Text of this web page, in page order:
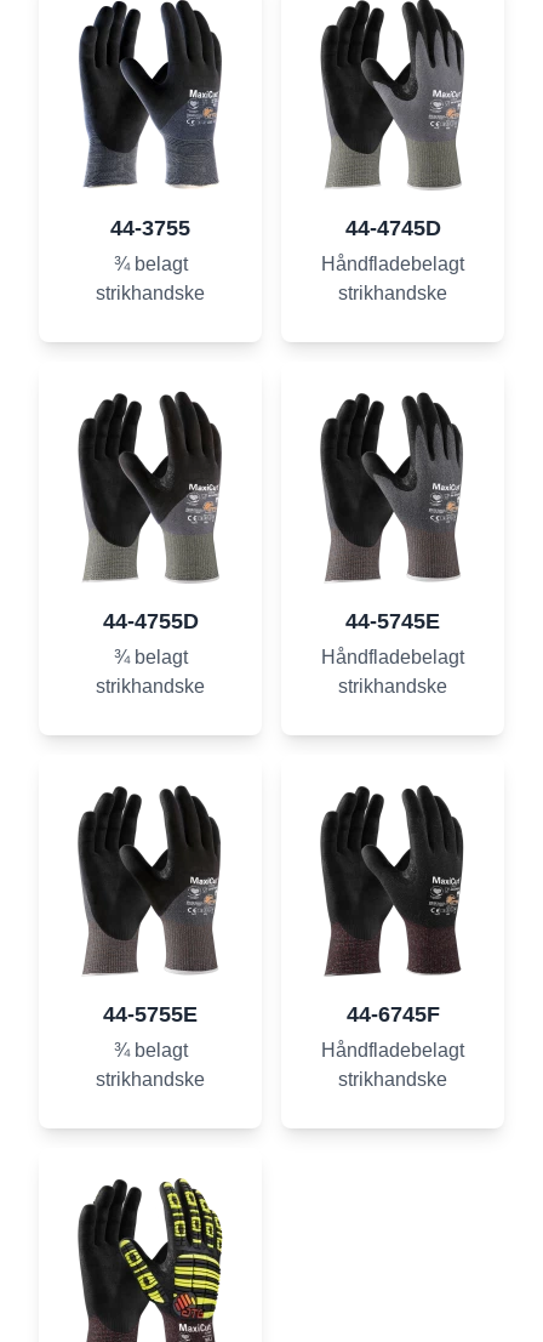
44-3755
¾ belagt
strikhandske
44-4745D
Håndfladebelagt
strikhandske
44-4755D
¾ belagt
strikhandske
44-5745E
Håndfladebelagt
strikhandske
44-5755E
¾ belagt
strikhandske
44-6745F
Håndfladebelagt
strikhandske